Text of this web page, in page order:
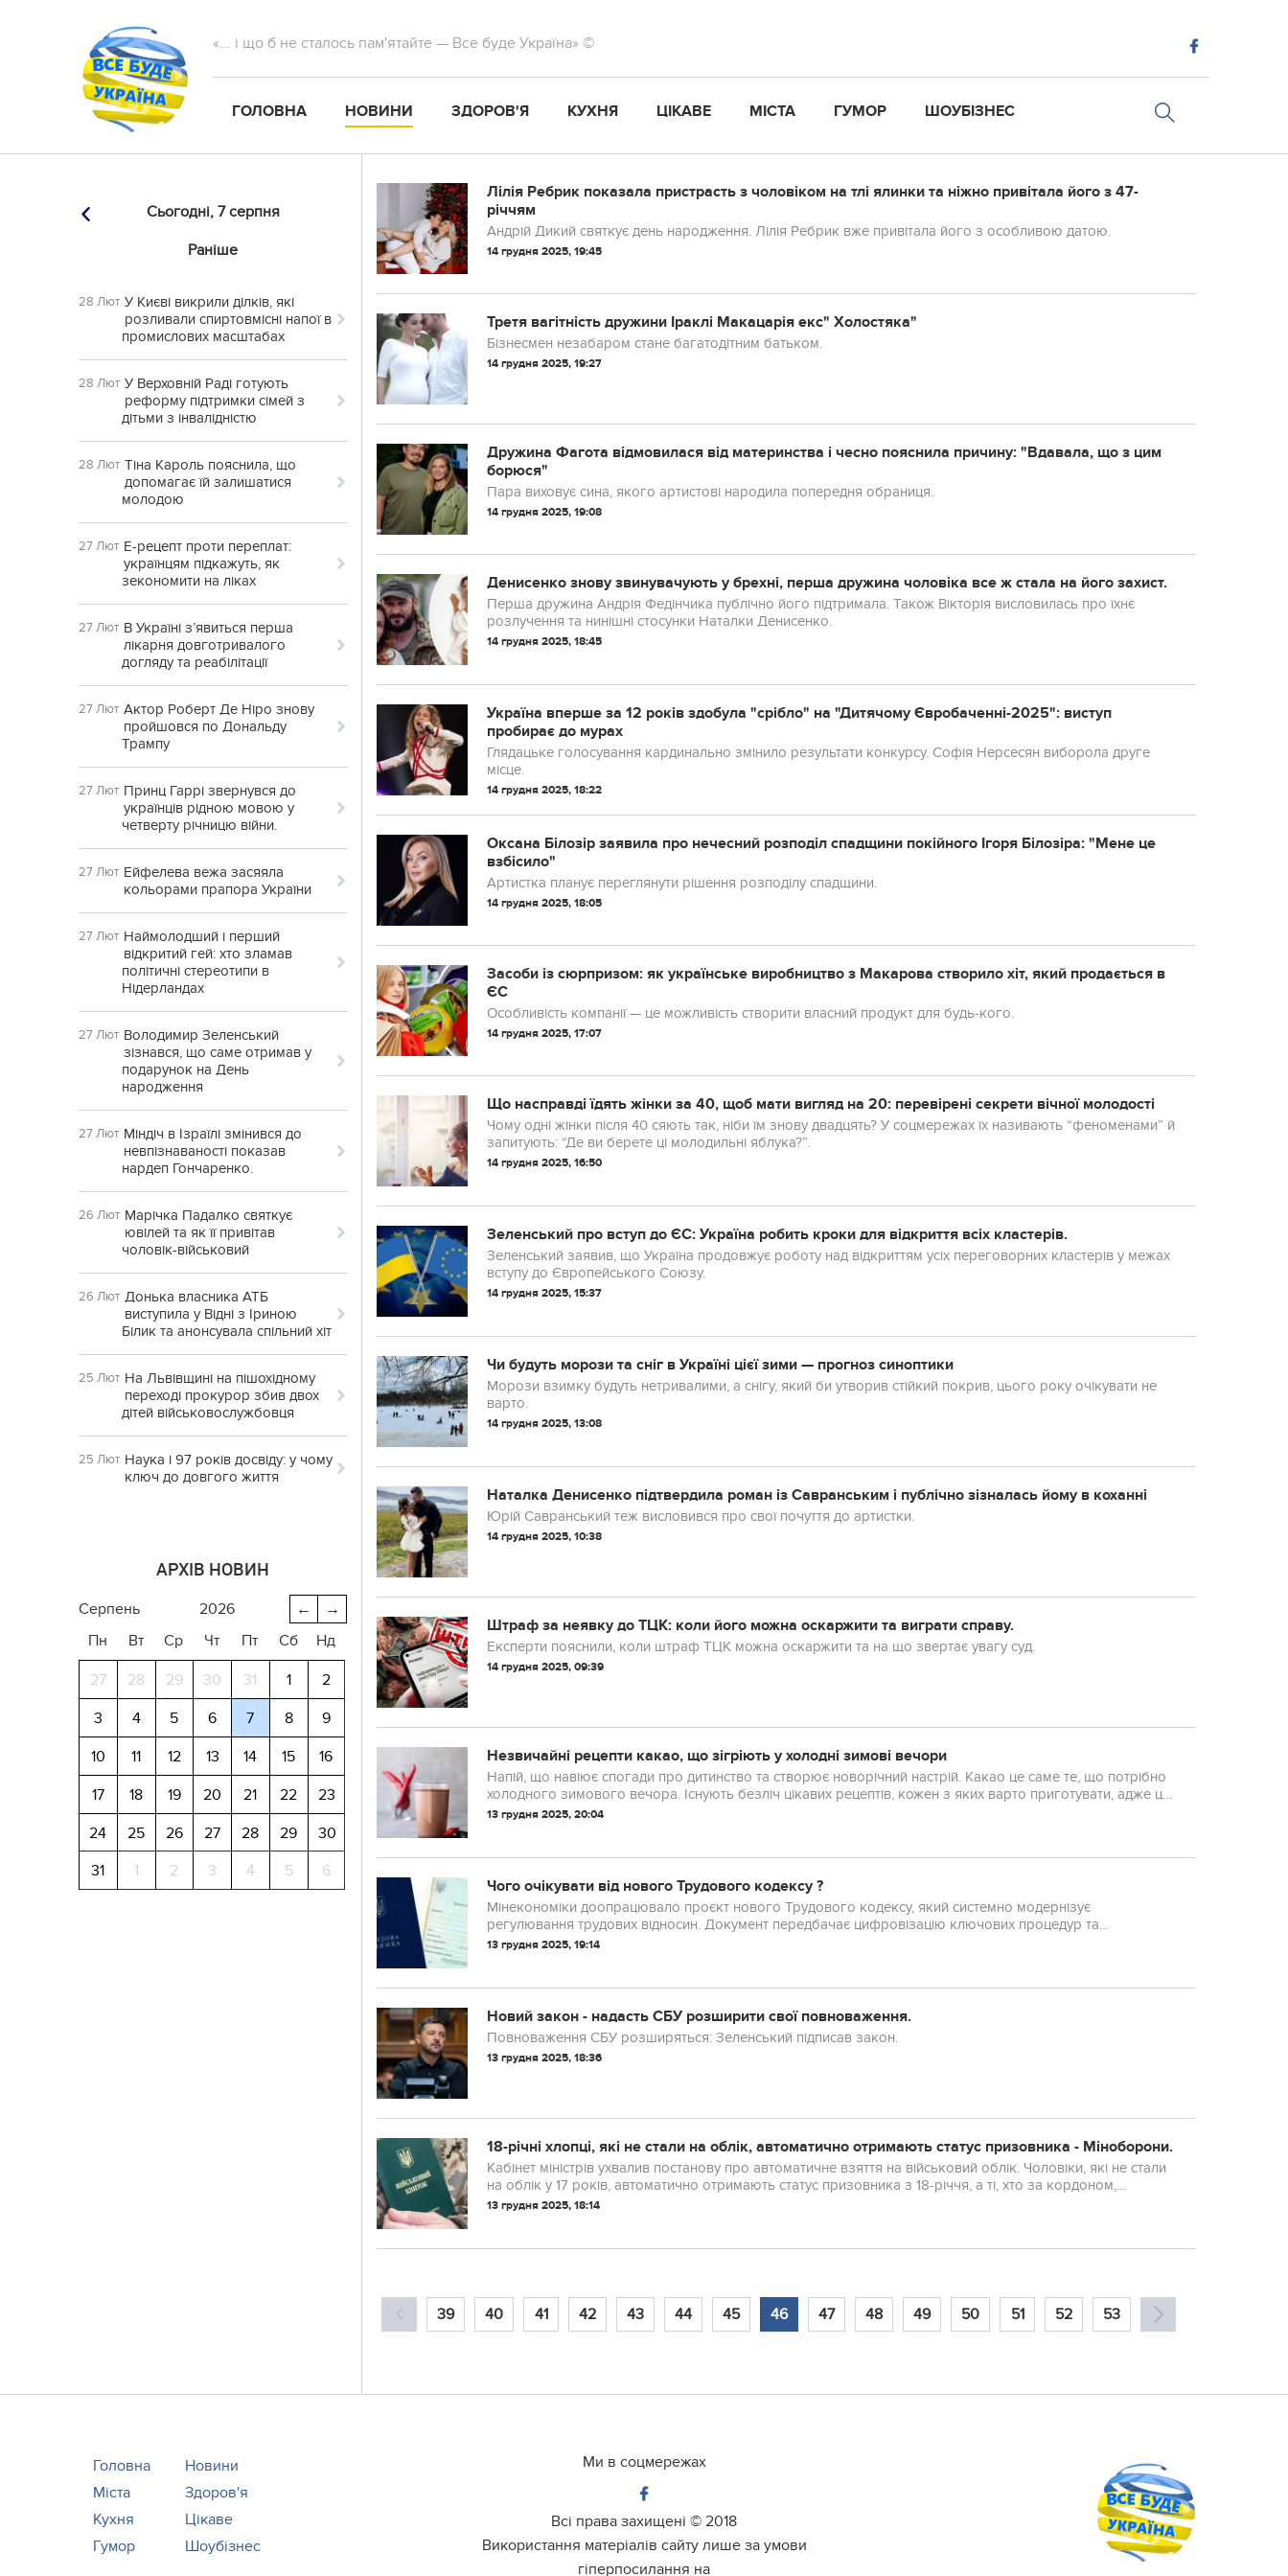
«... і що б не сталось пам'ятайте — Все буде Україна» ©
ГОЛОВНА НОВИНИ ЗДОРОВ'Я КУХНЯ ЦІКАВЕ МІСТА ГУМОР ШОУБІЗНЕС
Сьогодні, 7 серпня
Раніше
28 Лют У Києві викрили ділків, які
розливали спиртовмісні напої в
промислових масштабах
28 Лют У Верховній Раді готують
реформу підтримки сімей з
дітьми з інвалідністю
28 Лют Тіна Кароль пояснила, що
допомагає їй залишатися
молодою
27 Лют Е-рецепт проти переплат:
українцям підкажуть, як
зекономити на ліках
27 Лют В Україні з’явиться перша
лікарня довготривалого
догляду та реабілітації
27 Лют Актор Роберт Де Ніро знову
пройшовся по Дональду
Трампу
27 Лют Принц Гаррі звернувся до
українців рідною мовою у
четверту річницю війни.
27 Лют Ейфелева вежа засяяла
кольорами прапора України
27 Лют Наймолодший і перший
відкритий гей: хто зламав
політичні стереотипи в
Нідерландах
27 Лют Володимир Зеленський
зізнався, що саме отримав у
подарунок на День
народження
27 Лют Міндіч в Ізраїлі змінився до
невпізнаваності показав
нардеп Гончаренко.
26 Лют Марічка Падалко святкує
ювілей та як її привітав
чоловік-військовий
26 Лют Донька власника АТБ
виступила у Відні з Іриною
Білик та анонсувала спільний хіт
25 Лют На Львівщині на пішохідному
переході прокурор збив двох
дітей військовослужбовця
25 Лют Наука і 97 років досвіду: у чому
ключ до довгого життя
АРХІВ НОВИН
→
←
серпень
2026
Пн
Вт Ср Чт Пт Сб Нд
27 28 29 30 31 1
2
3
4 5 6 7 8
9
10
11 12 13 14 15
16
17
18 19 20 21 22
23
24
25 26 27 28 29
30
31
1 2 3 4 5 6
Лілія Ребрик показала пристрасть з чоловіком на тлі ялинки та ніжно привітала його з 47-
річчям
Андрій Дикий святкує день народження. Лілія Ребрик вже привітала його з особливою датою.
14 грудня 2025, 19:45
Третя вагітність дружини Іраклі Макацарія екс" Холостяка"
Бізнесмен незабаром стане багатодітним батьком.
14 грудня 2025, 19:27
Дружина Фагота відмовилася від материнства і чесно пояснила причину: "Вдавала, що з цим
борюся"
Пара виховує сина, якого артистові народила попередня обраниця.
14 грудня 2025, 19:08
Денисенко знову звинувачують у брехні, перша дружина чоловіка все ж стала на його захист.
Перша дружина Андрія Федінчика публічно його підтримала. Також Вікторія висловилась про їхнє
розлучення та нинішні стосунки Наталки Денисенко.
14 грудня 2025, 18:45
Україна вперше за 12 років здобула "срібло" на "Дитячому Євробаченні-2025": виступ
пробирає до мурах
Глядацьке голосування кардинально змінило результати конкурсу. Софія Нерсесян виборола друге
місце.
14 грудня 2025, 18:22
Оксана Білозір заявила про нечесний розподіл спадщини покійного Ігоря Білозіра: "Мене це
взбісило"
Артистка планує переглянути рішення розподілу спадщини.
14 грудня 2025, 18:05
Засоби із сюрпризом: як українське виробництво з Макарова створило хіт, який продається в
ЄС
Особливість компанії — це можливість створити власний продукт для будь-кого.
14 грудня 2025, 17:07
Що насправді їдять жінки за 40, щоб мати вигляд на 20: перевірені секрети вічної молодості
Чому одні жінки після 40 сяють так, ніби їм знову двадцять? У соцмережах їх називають “феноменами” й
запитують: “Де ви берете ці молодильні яблука?”.
14 грудня 2025, 16:50
Зеленський про вступ до ЄС: Україна робить кроки для відкриття всіх кластерів.
Зеленський заявив, що Україна продовжує роботу над відкриттям усіх переговорних кластерів у межах
вступу до Європейського Союзу.
14 грудня 2025, 15:37
Чи будуть морози та сніг в Україні цієї зими — прогноз синоптики
Морози взимку будуть нетривалими, а снігу, який би утворив стійкий покрив, цього року очікувати не
варто.
14 грудня 2025, 13:08
Наталка Денисенко підтвердила роман із Савранським і публічно зізналась йому в коханні
Юрій Савранський теж висловився про свої почуття до артистки.
14 грудня 2025, 10:38
Штраф за неявку до ТЦК: коли його можна оскаржити та виграти справу.
Експерти пояснили, коли штраф ТЦК можна оскаржити та на що звертає увагу суд.
14 грудня 2025, 09:39
Незвичайні рецепти какао, що зігріють у холодні зимові вечори
Напій, що навіює спогади про дитинство та створює новорічний настрій. Какао це саме те, що потрібно
холодного зимового вечора. Існують безліч цікавих рецептів, кожен з яких варто приготувати, адже це
не тільки смачно, а й легко.
13 грудня 2025, 20:04
Чого очікувати від нового Трудового кодексу ?
Мінекономіки доопрацювало проєкт нового Трудового кодексу, який системно модернізує
регулювання трудових відносин. Документ передбачає цифровізацію ключових процедур та
розширення переліку видів трудових договорів.
13 грудня 2025, 19:14
Новий закон - надасть СБУ розширити свої повноваження.
Повноваження СБУ розширяться: Зеленський підписав закон.
13 грудня 2025, 18:36
18-річні хлопці, які не стали на облік, автоматично отримають статус призовника - Міноборони.
Кабінет міністрів ухвалив постанову про автоматичне взяття на військовий облік. Чоловіки, які не стали
на облік у 17 років, автоматично отримають статус призовника з 18-річчя, а ті, хто за кордоном,
ставатимуть на облік при отриманні паспортних до...
13 грудня 2025, 18:14
39 40 41 42 43 44 45 46 47 48 49 50 51 52 53
Головна
Новини
Міста
Здоров'я
Кухня
Цікаве
Гумор
Шоубізнес
Ми в соцмережах
Всі права захищені © 2018
Використання матеріалів сайту лише за умови
гіперпосилання на